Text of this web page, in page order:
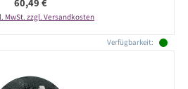
MwSt. zzgl. Versandkosten
Verfügbarkeit: